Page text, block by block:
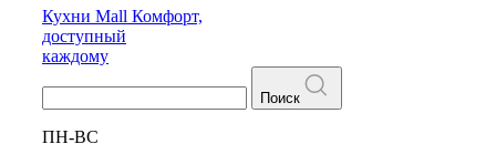
Кухни Mall Комфорт,
доступный
каждому
Поиск
ПН-ВС